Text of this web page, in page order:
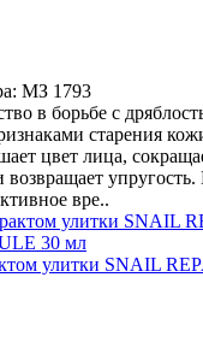
МЗ 1793
в борьбе с
старения
цвет лица,
упругость.
вре..
улитки SNAIL